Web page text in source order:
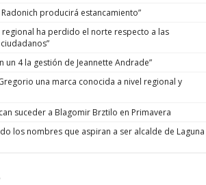
producirá estancamiento”
ha perdido el norte respecto a las
un 4 la gestión de Jeannette Andrade”
una marca conocida a nivel regional y
suceder a Blagomir Brztilo en Primavera
los nombres que aspiran a ser alcalde de Laguna